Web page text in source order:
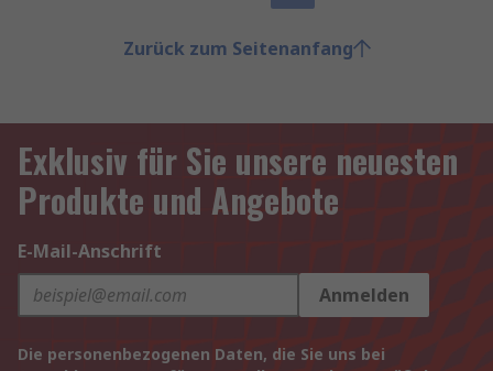
Zurück zum Seitenanfang
Exklusiv für Sie unsere neuesten
Produkte und Angebote
E-Mail-Anschrift
Anmelden
Die personenbezogenen Daten, die Sie uns bei